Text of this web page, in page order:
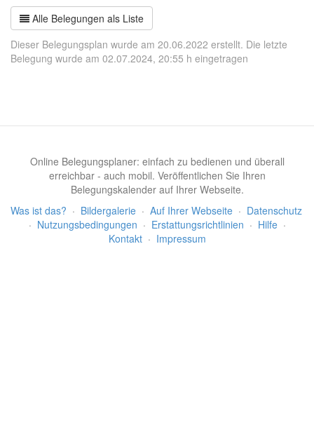
Alle Belegungen als Liste
Dieser Belegungsplan wurde am 20.06.2022 erstellt. Die letzte
Belegung wurde am 02.07.2024, 20:55 h eingetragen
Online Belegungsplaner: einfach zu bedienen und überall
erreichbar - auch mobil. Veröffentlichen Sie Ihren
Belegungskalender auf Ihrer Webseite.
Was ist das? · Bildergalerie · Auf Ihrer Webseite · Datenschutz
· Nutzungsbedingungen · Erstattungsrichtlinien · Hilfe ·
Kontakt · Impressum